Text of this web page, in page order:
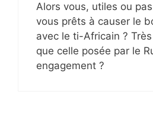
Alors vous, utiles ou
vous prêts à causer le
avec le ti-Africain ?
que celle posée par le
engagement ?